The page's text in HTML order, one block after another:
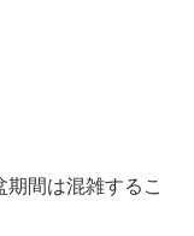
間は混雑するこ